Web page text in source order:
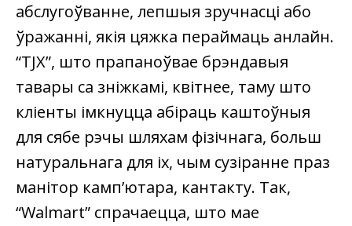
абслугоўванне, лепшыя зручнасці або
ўражанні, якія цяжка пераймаць анлайн.
“TJX”, што прапаноўвае брэндавыя
тавары са зніжкамі, квітнее, таму што
кліенты імкнуцца абіраць каштоўныя
для сябе рэчы шляхам фізічнага, больш
натуральнага для іх, чым сузіранне праз
манітор камп’ютара, кантакту. Так,
“Walmart” спрачаецца, што мае